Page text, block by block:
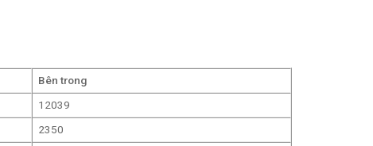
Bên trong
12039
2350